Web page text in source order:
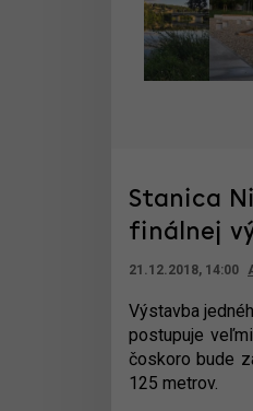
Stanica
finálnej
21.12.2018, 14:00
Výstavba
postupuje
čoskoro bude
125 metrov.